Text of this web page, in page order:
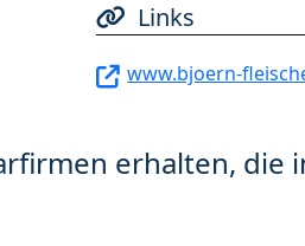
Links
www.bjoern-
erhalten, die